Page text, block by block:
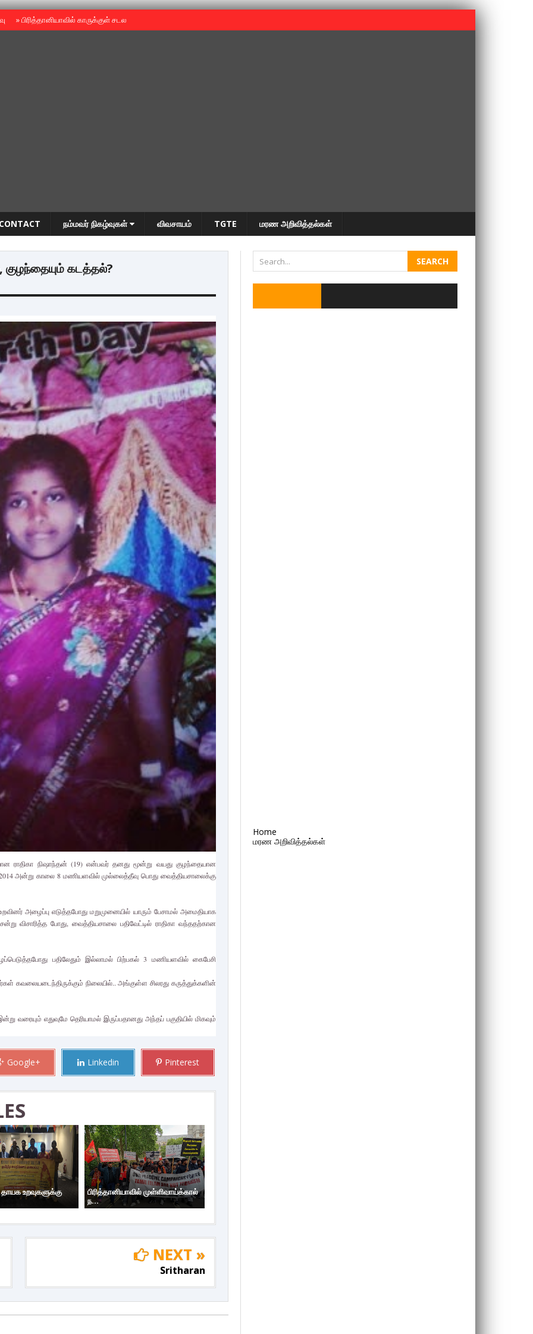
»பிரித்தானியாவில் காருக்குள் சடலம் -தமிழருடையதா ?
CONTACT நம்மவர் நிகழ்வுகள் விவசாயம் TGTE மரண அறிவித்தல்கள்
கடத்தல்?
ராதிகா நிஷாந்தன் (19) என்பவர் தனது மூன்று வயது குழந்தையான
அன்று காலை 8 மணியளவில் முல்லைத்தீவு பொது வைத்தியசாலைக்கு
உறவினர் அழைப்பு எடுத்தபோது மறுமுனையில் யாரும் பேசாமல் அமைதியாக
விசாரித்த போது, வைத்தியசாலை பதிவேட்டில் ராதிகா வந்ததற்கான
பதிலேதும் இல்லாமல் பிற்பகல் 3 மணியளவில் கைபேசி
கவலையடைந்திருக்கும் நிலையில்.. அங்குள்ள சிலரது கருத்துக்களின்
எதுவுமே தெரியாமல் இருப்பதானது அந்தப் பகுதியில் மிகவும்
Google+ Linkedin Pinterest
தாயக உறவுகளுக்கு
பிரித்தானியாவில் முள்ளிவாய்க்கால்
ந...
NEXT »
Sritharan
Home
மரண அறிவித்தல்கள்